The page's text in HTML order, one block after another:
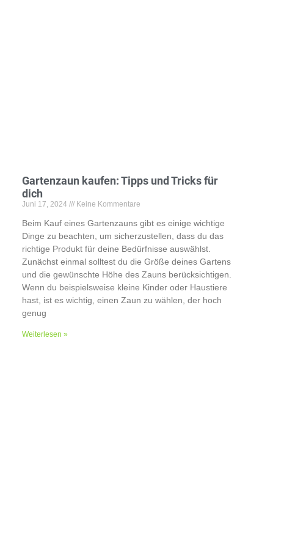
Gartenzaun kaufen: Tipps und Tricks für
dich
Juni 17, 2024 Keine Kommentare
Beim Kauf eines Gartenzauns gibt es einige wichtige
Dinge zu beachten, um sicherzustellen, dass du das
richtige Produkt für deine Bedürfnisse auswählst.
Zunächst einmal solltest du die Größe deines Gartens
und die gewünschte Höhe des Zauns berücksichtigen.
Wenn du beispielsweise kleine Kinder oder Haustiere
hast, ist es wichtig, einen Zaun zu wählen, der hoch
genug
Weiterlesen »